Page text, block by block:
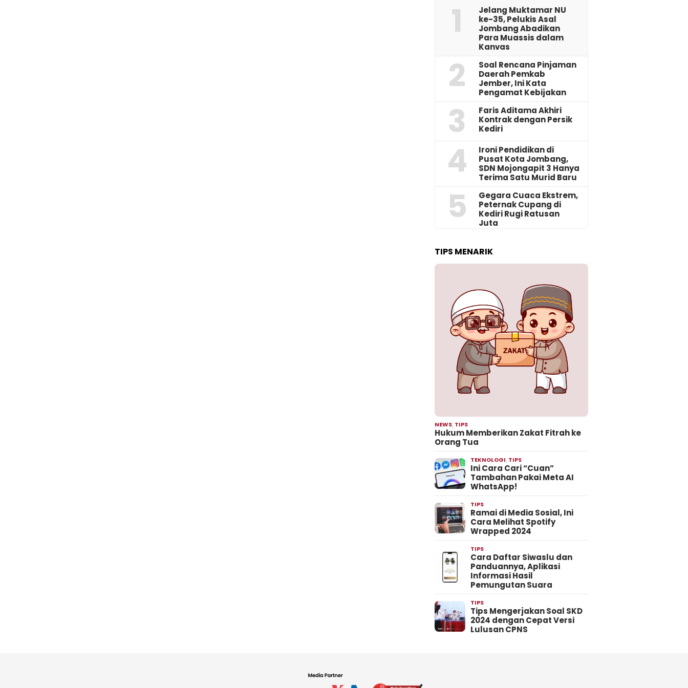
1
Jelang Muktamar NU
ke-35, Pelukis Asal
Jombang Abadikan
Para Muassis dalam
Kanvas
2
‎Soal Rencana Pinjaman
Daerah Pemkab
Jember, Ini Kata
Pengamat Kebijakan ‎
3
Faris Aditama Akhiri
Kontrak dengan Persik
Kediri
4
Ironi Pendidikan di
Pusat Kota Jombang,
SDN Mojongapit 3 Hanya
Terima Satu Murid Baru
5
‎Gegara Cuaca Ekstrem,
Peternak Cupang di
Kediri Rugi Ratusan
Juta
TIPS MENARIK
NEWS, TIPS
Hukum Memberikan Zakat Fitrah ke
Orang Tua
TEKNOLOGI, TIPS
Ini Cara Cari “Cuan”
Tambahan Pakai Meta AI
WhatsApp!
TIPS
Ramai di Media Sosial, Ini
Cara Melihat Spotify
Wrapped 2024
TIPS
Cara Daftar Siwaslu dan
Panduannya, Aplikasi
Informasi Hasil
Pemungutan Suara
TIPS
Tips Mengerjakan Soal SKD
2024 dengan Cepat Versi
Lulusan CPNS